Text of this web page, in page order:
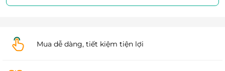
Mua dễ dàng, tiết kiệm tiện lợi